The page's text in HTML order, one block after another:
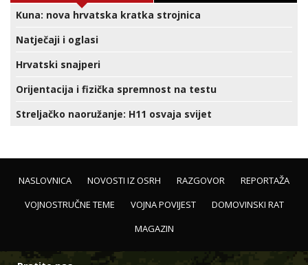
Kuna: nova hrvatska kratka strojnica
Natječaji i oglasi
Hrvatski snajperi
Orijentacija i fizička spremnost na testu
Streljačko naoružanje: H11 osvaja svijet
NASLOVNICA NOVOSTI IZ OSRH RAZGOVOR
REPORTAŽA
VOJNOSTRUČNE TEME
VOJNA POVIJEST
DOMOVINSKI RAT
MAGAZIN